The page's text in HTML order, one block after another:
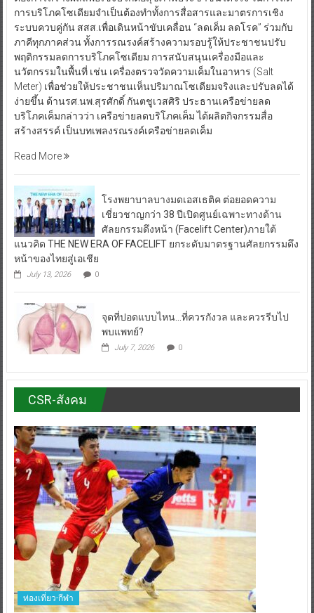
การบริโภคโซเดียมจำเป็นต้องทำทั้งการสื่อสารและมาตรการเชิง
ระบบควบคู่กัน สสส.เพื่อเดินหน้าขับเคลื่อน “ลดเค็ม ลดโรค” ร่วมกับ
ภาคีทุกภาคส่วน ทั้งการรณรงค์สร้างความรอบรู้ให้ประชาชนปรับ
พฤติกรรมลดการบริโภคโซเดียม การสนับสนุนเครื่องมือและ
นวัตกรรมในพื้นที่ เช่น เครื่องตรวจวัดความเค็มในอาหาร (Salt
Meter) เพื่อช่วยให้ประชาชนเห็นปริมาณโซเดียมจริงและปรับลดได้
ง่ายขึ้น ด้านรศ.นพ.สุรศักดิ์ กันตชูเวสศิริ ประธานเครือข่ายลด
บริโภคเค็มกล่าวว่า เครือข่ายลดบริโภคเค็ม ได้ผลิตกิจกรรมสื่อ
สร้างสรรค์ เป็นบทเพลงรณรงค์เครือข่ายลดเค็ม
Read More
โรงพยาบาลบางมดเอสเธติค ต่อยอดความ
เชี่ยวชาญกว่า 38 ปีเปิดศูนย์เฉพาะทางด้าน
ศัลยกรรมดึงหน้า (Facelift Center)ภายใต้
แนวคิด THE NEW ERA OF FACELIFT ยกระดับมาตรฐานศัลยกรรมดึง
หน้าของไทยสู่เอเชีย
July 13, 2026 0
จุดที่ปอดแบบไหน…ที่ควรกังวล และควรรีบไป
พบแพทย์?
July 7, 2026 0
CSR-สังคม
ท่องเที่ยว-กีฬา